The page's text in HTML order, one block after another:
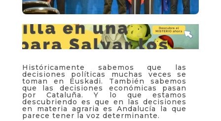
Históricamente sabemos que las
decisiones políticas muchas veces se
toman en Euskadi. También sabemos
que las decisiones económicas pasan
por Cataluña. Y lo que estamos
descubriendo es que en las decisiones
en materia agraria es Andalucía la que
parece tener la voz determinante.